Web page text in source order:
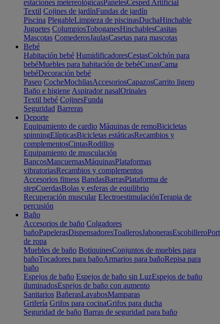
estaciones metereológicasPanelesCesped Artificial
Textil Cojines de jardínFundas de jardín
Piscina PlegableLimpieza de piscinasDuchaHinchable
Juguetes ColumpiosToboganesHinchablesCasitas
Mascotas ComederosJaulasCasetas para mascotas
Bebé
Habitación bebé HumidificadoresCestasColchón para
bebéMuebles para habitación de bebéCunasCama
bebéDecoración bebé
Paseo CocheMochilasAccesoriosCapazosCarrito ligero
Baño e higiene Aspirador nasalOrinales
Textil bebé CojinesFunda
Seguridad Barreras
Deporte
Equipamiento de cardio Máquinas de remoBicicletas
spinningElípticasBicicletas estáticasRecambios y
complementosCintasRodillos
Equipamiento de musculación
BancosMancuernasMáquinasPlataformas
vibratoriasRecambios y complementos
Accesorios fitness BandasBarrasPlataforma de
stepCuerdasBolas y esferas de equilibrio
Recuperación muscular ElectroestimulaciónTerapia de
percusión
Baño
Accesorios de baño Colgadores
bañoPapelerasDispensadoresToallerosJabonerasEscobillero
de ropa
Muebles de baño BotiquinesConjuntos de muebles para
bañoTocadores para bañoArmarios para bañoRepisa para
baño
Espejos de baño Espejos de baño sin LuzEspejos de baño
iluminadosEspejos de baño con aumento
Sanitarios BañerasLavabosMamparas
Grifería Grifos para cocinaGrifos para ducha
Seguridad de baño Barras de seguridad para baño